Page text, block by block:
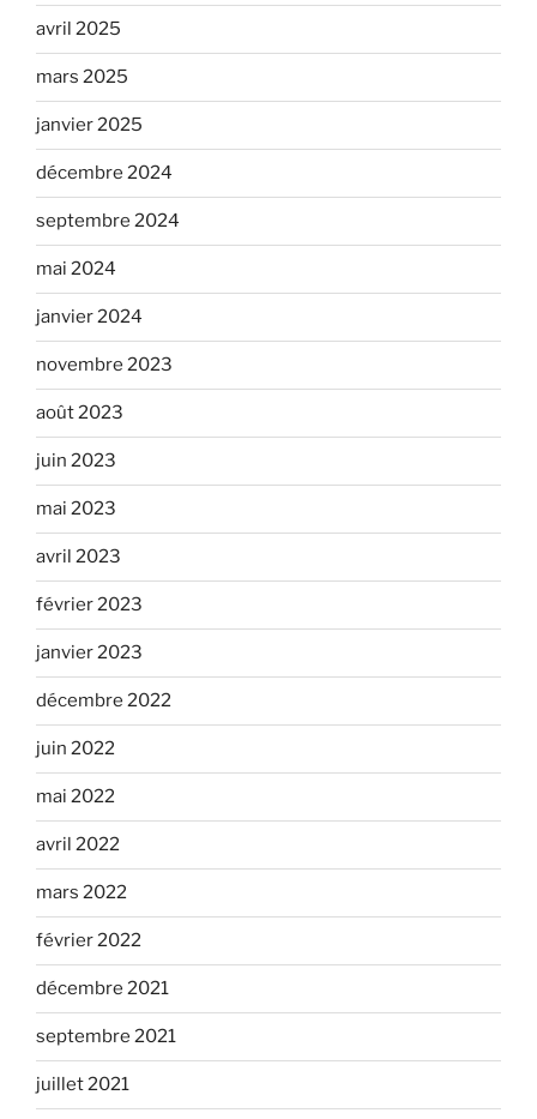
avril 2025
mars 2025
janvier 2025
décembre 2024
septembre 2024
mai 2024
janvier 2024
novembre 2023
août 2023
juin 2023
mai 2023
avril 2023
février 2023
janvier 2023
décembre 2022
juin 2022
mai 2022
avril 2022
mars 2022
février 2022
décembre 2021
septembre 2021
juillet 2021